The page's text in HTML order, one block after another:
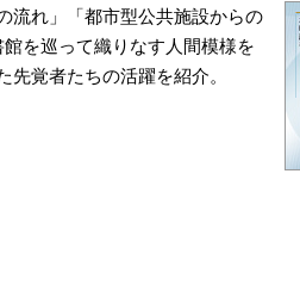
流れ」「都市型公共施設からの
を巡って織りなす人間模様を
覚者たちの活躍を紹介。